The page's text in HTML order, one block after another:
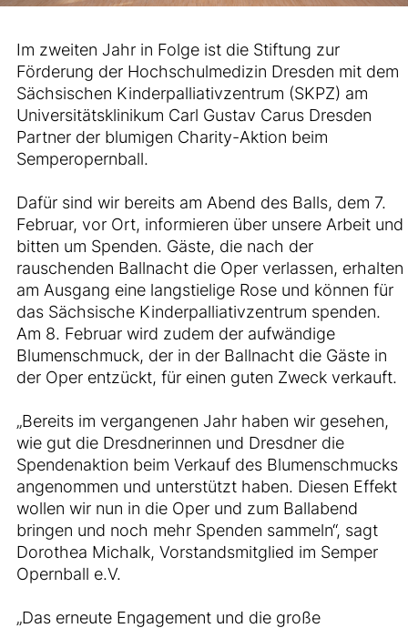
Im zweiten Jahr in Folge ist die Stiftung zur
Förderung der Hochschulmedizin Dresden mit dem
Sächsischen Kinderpalliativzentrum (SKPZ) am
Universitätsklinikum Carl Gustav Carus Dresden
Partner der blumigen Charity-Aktion beim
Semperopernball.
Dafür sind wir bereits am Abend des Balls, dem 7.
Februar, vor Ort, informieren über unsere Arbeit und
bitten um Spenden. Gäste, die nach der
rauschenden Ballnacht die Oper verlassen, erhalten
am Ausgang eine langstielige Rose und können für
das Sächsische Kinderpalliativzentrum spenden.
Am 8. Februar wird zudem der aufwändige
Blumenschmuck, der in der Ballnacht die Gäste in
der Oper entzückt, für einen guten Zweck verkauft.
„Bereits im vergangenen Jahr haben wir gesehen,
wie gut die Dresdnerinnen und Dresdner die
Spendenaktion beim Verkauf des Blumenschmucks
angenommen und unterstützt haben. Diesen Effekt
wollen wir nun in die Oper und zum Ballabend
bringen und noch mehr Spenden sammeln“, sagt
Dorothea Michalk, Vorstandsmitglied im Semper
Opernball e.V.
„Das erneute Engagement und die große